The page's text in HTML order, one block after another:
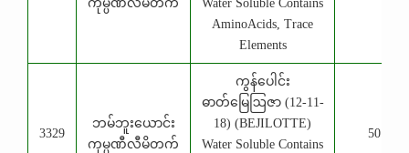
ကုမ္ပဏီလီမိတက်
Water Soluble Contains
AminoAcids, Trace
Elements
3329
ဘမ်ဘူးယောင်း
ကုမ္ပဏီလီမိတက်
ကွန်ပေါင်း
ဓာတ်မြေဩဇာ (12-11-
18) (BEJILOTTE)
Water Soluble Contains
50 Kg